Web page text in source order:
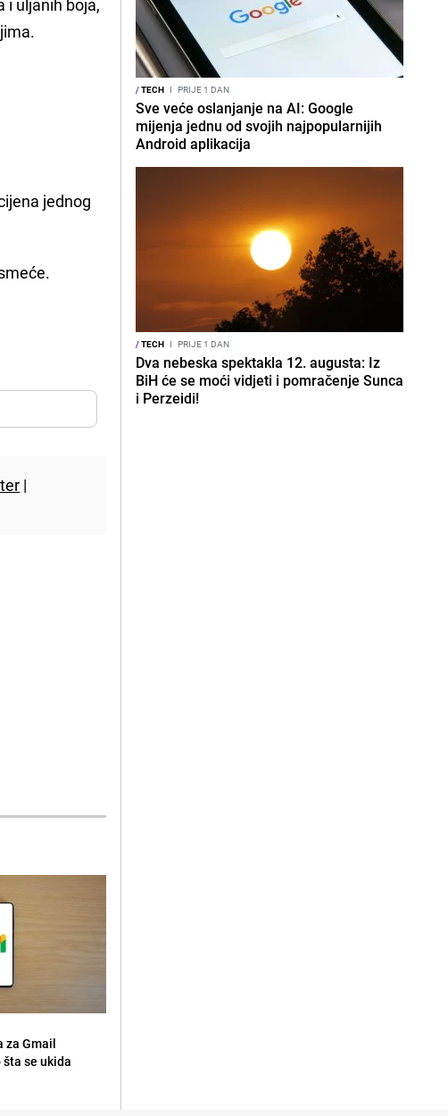
jednog
|
za Gmail
se ukida
/TECH I PRIJE 1 DAN
Sve veće oslanjanje na AI: Google
mijenja jednu od svojih najpopularnijih
Android aplikacija
/TECH I PRIJE 1 DAN
Dva nebeska spektakla 12. augusta: Iz
BiH će se moći vidjeti i pomračenje Sunca
i Perzeidi!